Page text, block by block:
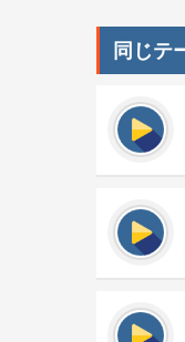
同じテ